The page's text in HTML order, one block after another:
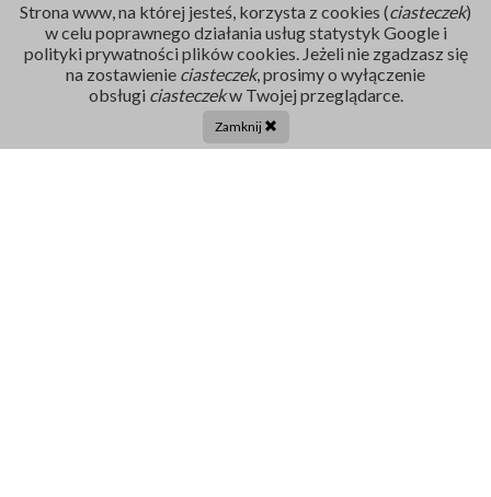
Rejestracja
Tel. centrala:
Strona www, na której jesteś, korzysta z cookies (ciasteczek)
w celu poprawnego działania usług statystyk Google i
polityki prywatności plików cookies. Jeżeli nie zgadzasz się
na zostawienie ciasteczek, prosimy o wyłączenie
obsługi ciasteczekw Twojej przeglądarce.
Zamknij